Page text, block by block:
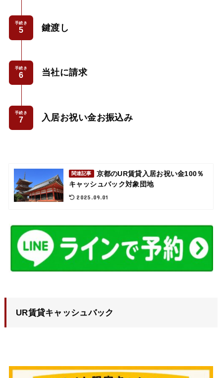
手続き 鍵渡し
手続き 当社に請求
手続き 入居お祝い金お振込み
関連記事
京都のUR賃貸入居お祝い金100％
キャッシュバック対象団地
2025.09.01
UR賃貸キャッシュバック